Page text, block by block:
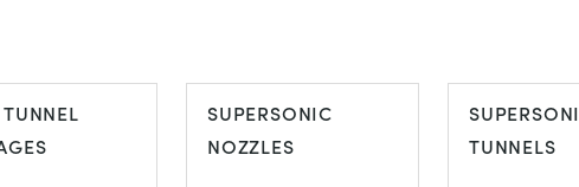
SUPERSONIC
NOZZLES
TUNNELS